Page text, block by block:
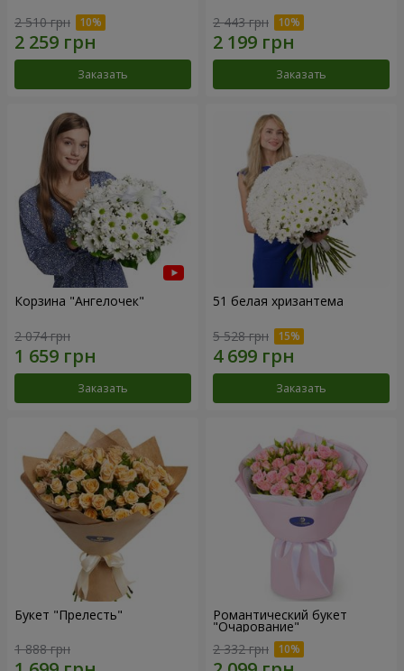
2 510 грн
Заказать
2 443 грн
Заказать
Корзина "Ангелочек"
2 074 грн
Заказать
51 белая хризантема
5 528 грн
Заказать
Букет "Прелесть"
1 888 грн
Романтический букет
"Очарование"
2 332 грн